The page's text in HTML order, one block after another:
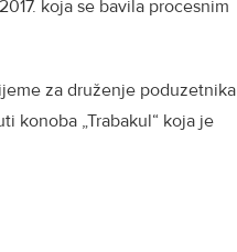
koja se bavila procesnim
za druženje poduzetnika
konoba „Trabakul“ koja je